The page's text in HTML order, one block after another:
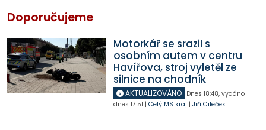
Doporučujeme
Motorkář se srazil s
osobním autem v centru
Havířova, stroj vyletěl ze
silnice na chodník
AKTUALIZOVÁNO Dnes 18:48, vydáno
dnes 17:51 | Celý MS kraj | Jiří Cileček